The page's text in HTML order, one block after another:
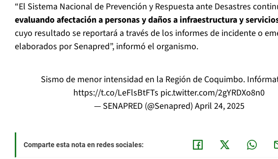
“El Sistema Nacional de Prevención y Respuesta ante Desastres
evaluando afectación a personas y daños a infraestructura y
cuyo resultado se reportará a través de los informes de incidente o
elaborados por Senapred”, informó el organismo.
Sismo de menor intensidad en la Región de Coquimbo.
https://t.co/LeFlsBtFTs pic.twitter.com/2gYRDXo8n0
— SENAPRED (@Senapred) April 24, 2025
Comparte esta nota en redes sociales: